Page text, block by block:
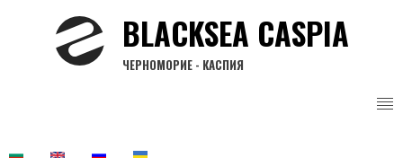
BLACKSEA CASPIA
ЧЕРНОМОРИЕ - КАСПИЯ